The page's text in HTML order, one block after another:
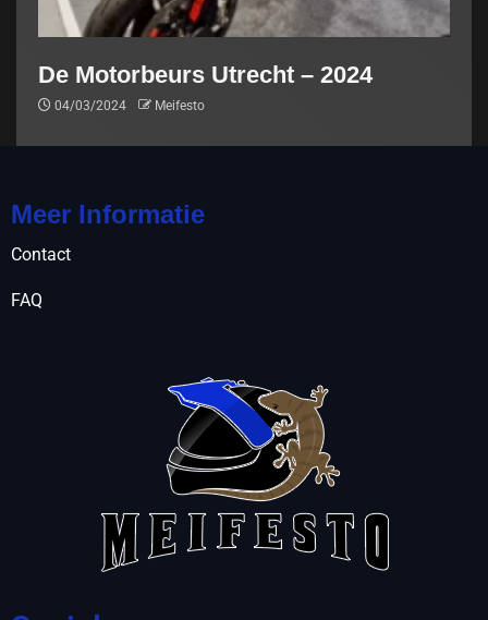
De Motorbeurs Utrecht – 2024
04/03/2024 Meifesto
Meer Informatie
Contact
FAQ